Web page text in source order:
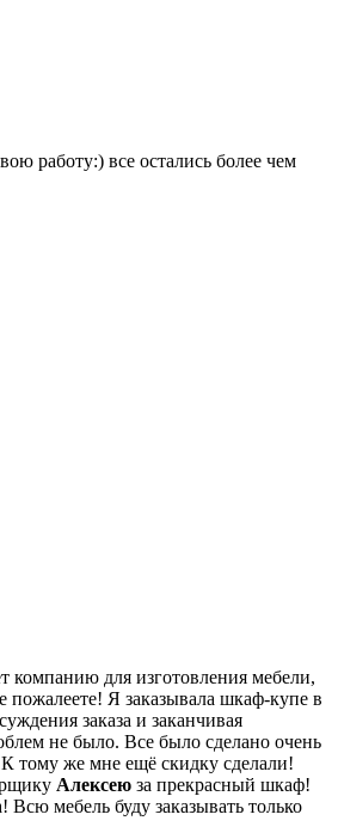
работу:) все остались более чем
компанию для изготовления мебели,
Я заказывала шкаф-купе в
заказа и заканчивая
не было. Все было сделано очень
тому же мне ещё скидку сделали!
Алексею за прекрасный шкаф!
Всю мебель буду заказывать только